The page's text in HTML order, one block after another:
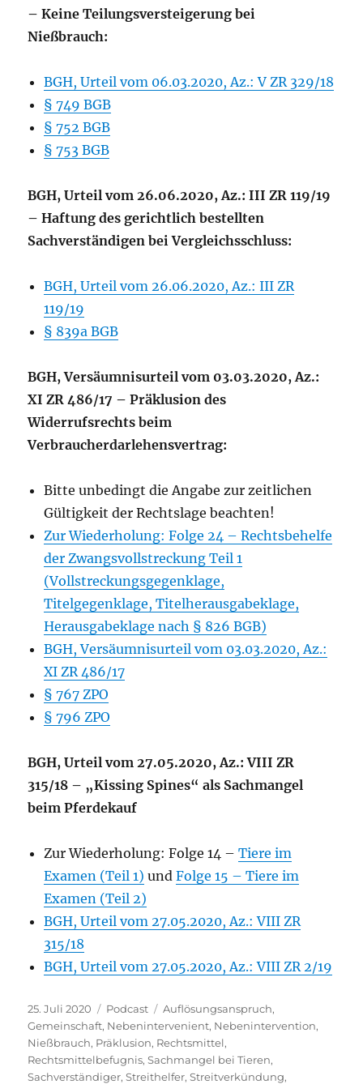
– Keine Teilungsversteigerung bei
Nießbrauch:
BGH, Urteil vom 06.03.2020, Az.: V ZR 329/18
§ 749 BGB
§ 752 BGB
§ 753 BGB
BGH, Urteil vom 26.06.2020, Az.: III ZR 119/19
– Haftung des gerichtlich bestellten
Sachverständigen bei Vergleichsschluss:
BGH, Urteil vom 26.06.2020, Az.: III ZR
119/19
§ 839a BGB
BGH, Versäumnisurteil vom 03.03.2020, Az.:
XI ZR 486/17 – Präklusion des
Widerrufsrechts beim
Verbraucherdarlehensvertrag:
Bitte unbedingt die Angabe zur zeitlichen
Gültigkeit der Rechtslage beachten!
Zur Wiederholung: Folge 24 – Rechtsbehelfe
der Zwangsvollstreckung Teil 1
(Vollstreckungsgegenklage,
Titelgegenklage, Titelherausgabeklage,
Herausgabeklage nach § 826 BGB)
BGH, Versäumnisurteil vom 03.03.2020, Az.:
XI ZR 486/17
§ 767 ZPO
§ 796 ZPO
BGH, Urteil vom 27.05.2020, Az.: VIII ZR
315/18 – „Kissing Spines“ als Sachmangel
beim Pferdekauf
Zur Wiederholung: Folge 14 –Tiere im
Examen (Teil 1) undFolge 15 – Tiere im
Examen (Teil 2)
BGH, Urteil vom 27.05.2020, Az.: VIII ZR
315/18
BGH, Urteil vom 27.05.2020, Az.: VIII ZR 2/19
Veröffentlicht
am
25. Juli 2020 Kategorien
Podcast Schlagwörter
Auflösungsanspruch,
Gemeinschaft, Nebenintervenient, Nebenintervention,
Nießbrauch, Präklusion, Rechtsmittel,
Rechtsmittelbefugnis,Sachmangel bei Tieren,
Sachverständiger,Streithelfer,Streitverkündung,